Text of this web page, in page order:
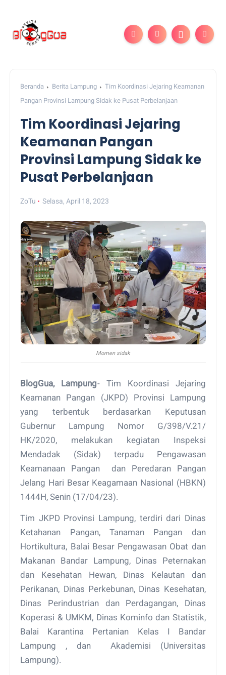
Beranda Berita Lampung
Tim Koordinasi Jejaring Keamanan
Pangan Provinsi Lampung Sidak ke Pusat Perbelanjaan
Tim Koordinasi Jejaring
Keamanan Pangan
Provinsi Lampung Sidak ke
Pusat Perbelanjaan
ZoTu Selasa, April 18, 2023
Momen sidak
BlogGua, Lampung- Tim Koordinasi Jejaring
Keamanan Pangan (JKPD) Provinsi Lampung
yang terbentuk berdasarkan Keputusan
Gubernur Lampung Nomor G/398/V.21/
HK/2020, melakukan kegiatan Inspeksi
Mendadak (Sidak) terpadu Pengawasan
Keamanaan Pangan dan Peredaran Pangan
Jelang Hari Besar Keagamaan Nasional (HBKN)
1444H, Senin (17/04/23).
Tim JKPD Provinsi Lampung, terdiri dari Dinas
Ketahanan Pangan, Tanaman Pangan dan
Hortikultura, Balai Besar Pengawasan Obat dan
Makanan Bandar Lampung, Dinas Peternakan
dan Kesehatan Hewan, Dinas Kelautan dan
Perikanan, Dinas Perkebunan, Dinas Kesehatan,
Dinas Perindustrian dan Perdagangan, Dinas
Koperasi & UMKM, Dinas Kominfo dan Statistik,
Balai Karantina Pertanian Kelas I Bandar
Lampung , dan Akademisi (Universitas
Lampung).